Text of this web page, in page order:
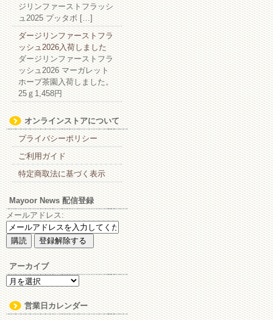
ジリンファーストフラッシ
ュ2025 プッタボ […]
ダージリンファーストフラ
ッシュ2026入荷しました
ダージリンファーストフラ
ッシュ2026 マーガレット
ホープ茶園入荷しました。
25ｇ1,458円
オンラインストアについて
プライバシーポリシー
ご利用ガイド
特定商取法に基づく表示
Mayoor News 配信登録
メールアドレス:
アーカイブ
ア
ー
カ
イ
営業日カレンダー